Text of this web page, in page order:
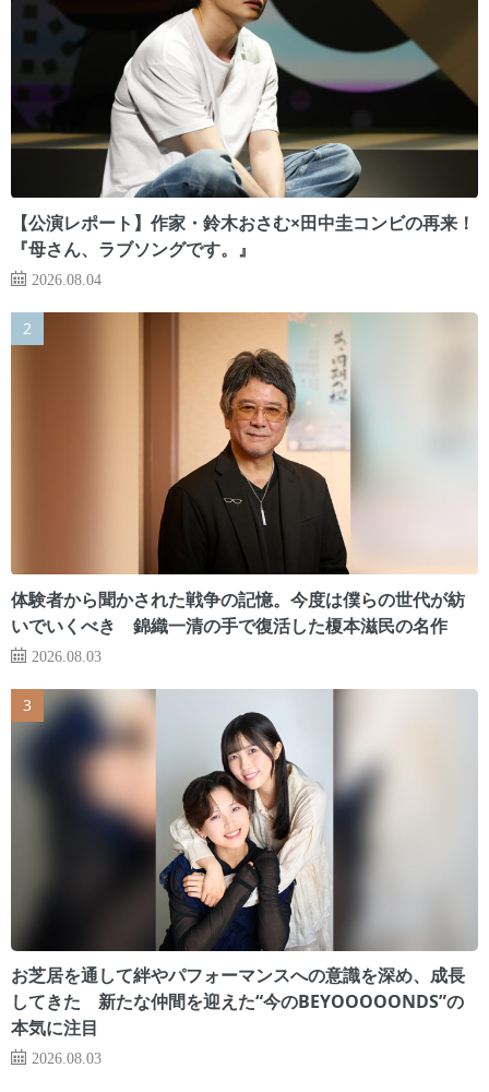
【公演レポート】作家・鈴木おさむ×田中圭コンビの再来！
『母さん、ラブソングです。』
2026.08.04
体験者から聞かされた戦争の記憶。今度は僕らの世代が紡
いでいくべき 錦織一清の手で復活した榎本滋民の名作
2026.08.03
お芝居を通して絆やパフォーマンスへの意識を深め、成長
してきた 新たな仲間を迎えた“今のBEYOOOOONDS”の
本気に注目
2026.08.03